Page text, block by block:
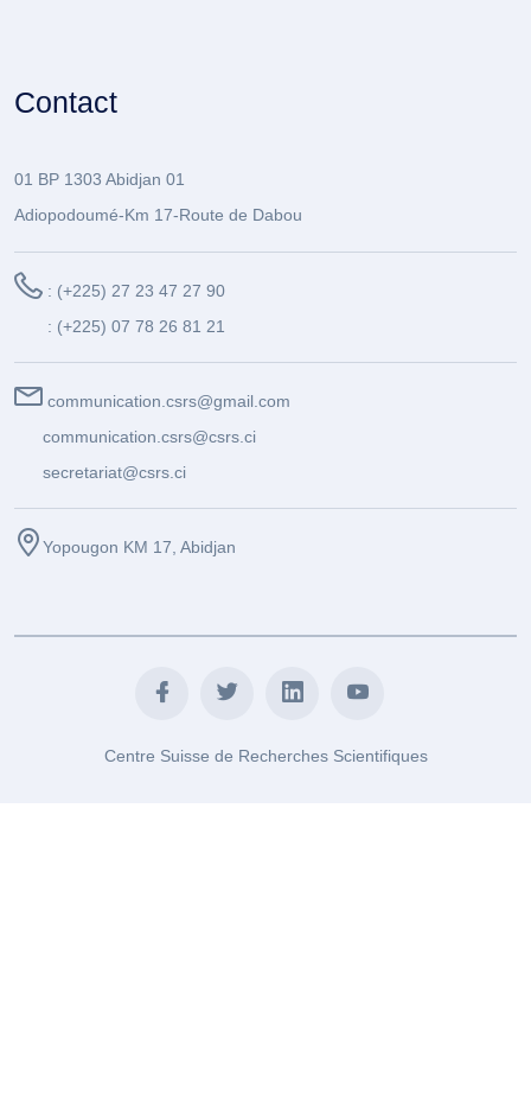
Contact
01 BP 1303 Abidjan 01
Adiopodoumé-Km 17-Route de Dabou
: (+225) 27 23 47 27 90
: (+225) 07 78 26 81 21
communication.csrs@gmail.com
communication.csrs@csrs.ci
secretariat@csrs.ci
Yopougon KM 17, Abidjan
Centre Suisse de Recherches Scientifiques